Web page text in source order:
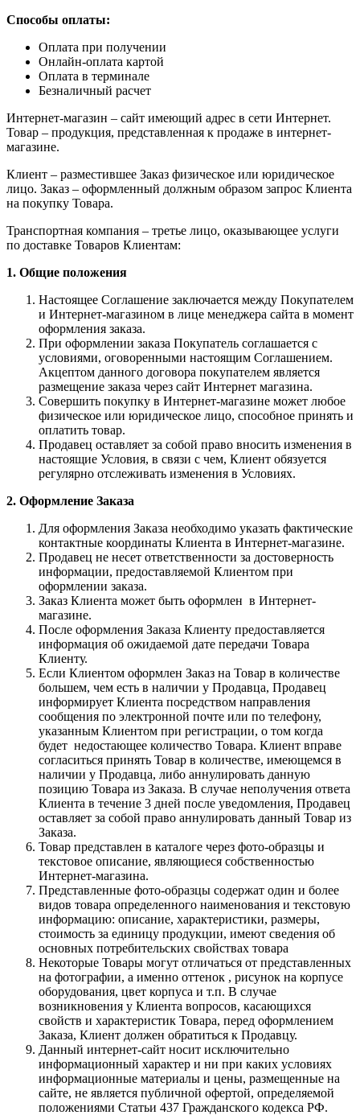
Способы оплаты:
Оплата при получении
Онлайн-оплата картой
Оплата в терминале
Безналичный расчет
Интернет-магазин – сайт имеющий адрес в сети Интернет.
Товар – продукция, представленная к продаже в интернет-
магазине.
Клиент – разместившее Заказ физическое или юридическое
лицо. Заказ – оформленный должным образом запрос Клиента
на покупку Товара.
Транспортная компания – третье лицо, оказывающее услуги
по доставке Товаров Клиентам:
1. Общие положения
Настоящее Соглашение заключается между Покупателем
и Интернет-магазином в лице менеджера сайта в момент
оформления заказа.
При оформлении заказа Покупатель соглашается с
условиями, оговоренными настоящим Соглашением.
Акцептом данного договора покупателем является
размещение заказа через сайт Интернет магазина.
Совершить покупку в Интернет-магазине может любое
физическое или юридическое лицо, способное принять и
оплатить товар.
Продавец оставляет за собой право вносить изменения в
настоящие Условия, в связи с чем, Клиент обязуется
регулярно отслеживать изменения в Условиях.
2. Оформление Заказа
Для оформления Заказа необходимо указать фактические
контактные координаты Клиента в Интернет-магазине.
Продавец не несет ответственности за достоверность
информации, предоставляемой Клиентом при
оформлении заказа.
Заказ Клиента может быть оформлен в Интернет-
магазине.
После оформления Заказа Клиенту предоставляется
информация об ожидаемой дате передачи Товара
Клиенту.
Если Клиентом оформлен Заказ на Товар в количестве
большем, чем есть в наличии у Продавца, Продавец
информирует Клиента посредством направления
сообщения по электронной почте или по телефону,
указанным Клиентом при регистрации, о том когда
будет недостающее количество Товара. Клиент вправе
согласиться принять Товар в количестве, имеющемся в
наличии у Продавца, либо аннулировать данную
позицию Товара из Заказа. В случае неполучения ответа
Клиента в течение 3 дней после уведомления, Продавец
оставляет за собой право аннулировать данный Товар из
Заказа.
Товар представлен в каталоге через фото-образцы и
текстовое описание, являющиеся собственностью
Интернет-магазина.
Представленные фото-образцы содержат один и более
видов товара определенного наименования и текстовую
информацию: описание, характеристики, размеры,
стоимость за единицу продукции, имеют сведения об
основных потребительских свойствах товара
Некоторые Товары могут отличаться от представленных
на фотографии, а именно оттенок , рисунок на корпусе
оборудования, цвет корпуса и т.п. В случае
возникновения у Клиента вопросов, касающихся
свойств и характеристик Товара, перед оформлением
Заказа, Клиент должен обратиться к Продавцу.
Данный интернет-сайт носит исключительно
информационный характер и ни при каких условиях
информационные материалы и цены, размещенные на
сайте, не является публичной офертой, определяемой
положениями Статьи 437 Гражданского кодекса РФ.